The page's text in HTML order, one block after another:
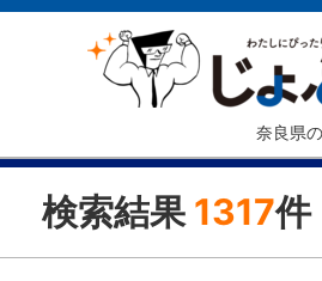
奈良県
検索結果 1317件